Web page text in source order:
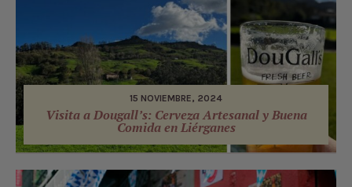
15 NOVIEMBRE, 2024
Visita a Dougall’s: Cerveza Artesanal y Buena
Comida en Liérganes